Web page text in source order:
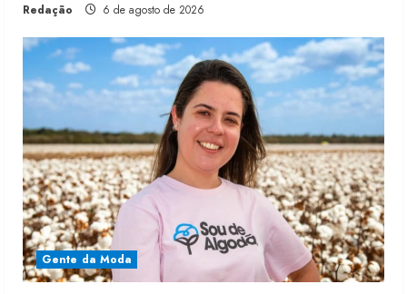
Redação 6 de agosto de 2026
Gente da Moda